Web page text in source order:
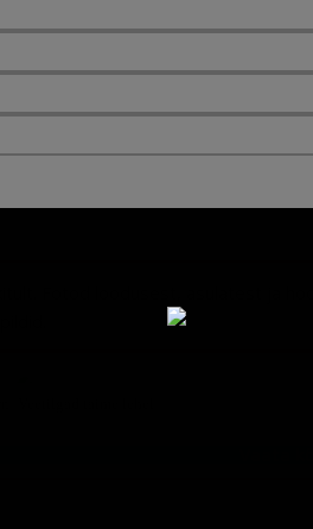
Fotod loodusest, asulatest ja
Vaata